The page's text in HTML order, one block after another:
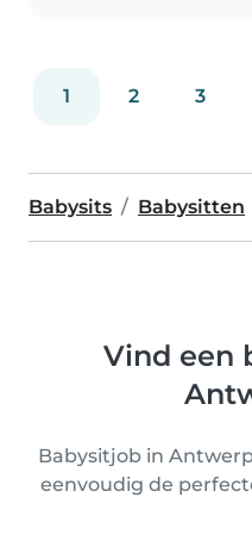
1 2 3
Babysits Babysitten
Vind een
Babysitjob in
eenvoudig de